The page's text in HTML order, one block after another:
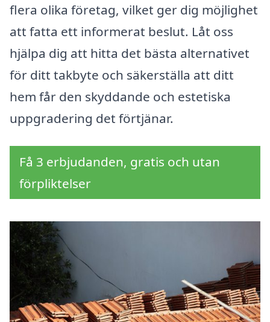
flera olika företag, vilket ger dig möjlighet
att fatta ett informerat beslut. Låt oss
hjälpa dig att hitta det bästa alternativet
för ditt takbyte och säkerställa att ditt
hem får den skyddande och estetiska
uppgradering det förtjänar.
Få 3 erbjudanden, gratis och utan
förpliktelser